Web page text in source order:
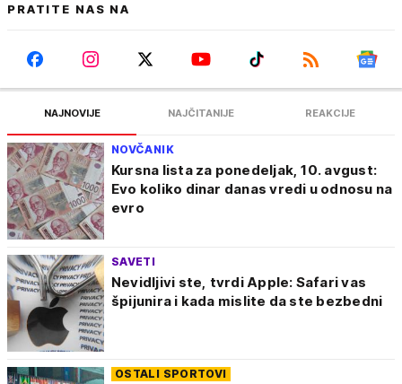
PRATITE NAS NA
NAJNOVIJE NAJČITANIJE REAKCIJE
NOVČANIK
Kursna lista za ponedeljak, 10. avgust:
Evo koliko dinar danas vredi u odnosu na
evro
SAVETI
Nevidljivi ste, tvrdi Apple: Safari vas
špijunira i kada mislite da ste bezbedni
OSTALI SPORTOVI